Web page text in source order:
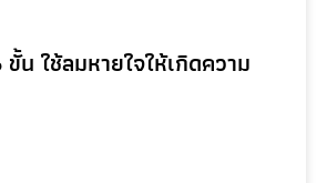
น ใช้ลมหายใจให้เกิดความ